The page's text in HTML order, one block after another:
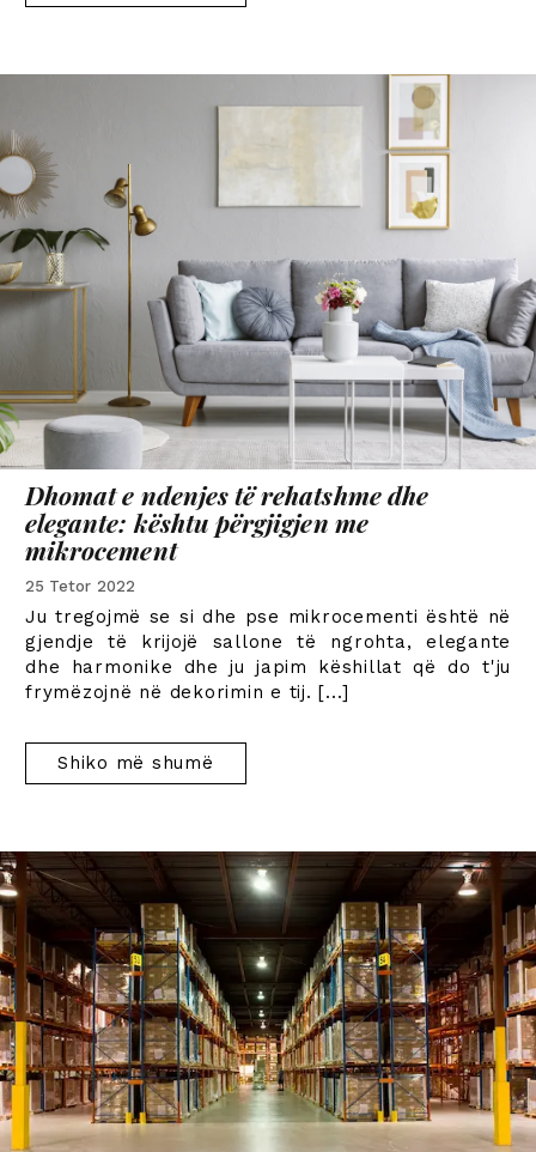
Dhomat e ndenjes të rehatshme dhe
elegante: kështu përgjigjen me
mikrocement
25 Tetor 2022
Ju tregojmë se si dhe pse mikrocementi është në
gjendje të krijojë sallone të ngrohta, elegante
dhe harmonike dhe ju japim këshillat që do t'ju
frymëzojnë në dekorimin e tij. [...]
Shiko më shumë